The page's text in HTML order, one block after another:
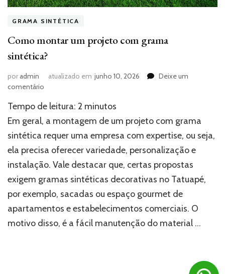
GRAMA SINTÉTICA
Como montar um projeto com grama
sintética?
poradmin atualizado em junho 10, 2026
Deixe um
comentário
montar
um
com
grama
sintética?
Tempo de leitura: 2 minutos
Em geral, a montagem de um projeto com grama
sintética requer uma empresa com expertise, ou seja,
ela precisa oferecer variedade, personalização e
instalação. Vale destacar que, certas propostas
exigem gramas sintéticas decorativas no Tatuapé,
por exemplo, sacadas ou espaço gourmet de
apartamentos e estabelecimentos comerciais. O
motivo disso, é a fácil manutenção do material …